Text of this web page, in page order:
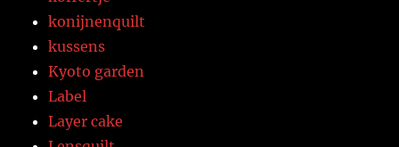
konijnenquilt
kussens
Kyoto garden
Label
Layer cake